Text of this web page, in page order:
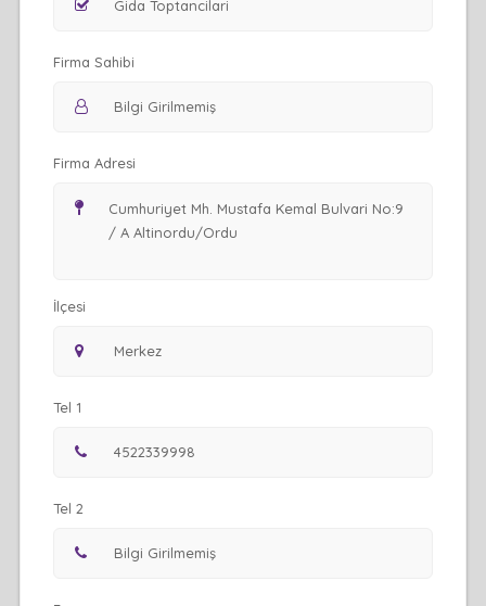
Firma Sahibi
Firma Adresi
İlçesi
Tel 1
Tel 2